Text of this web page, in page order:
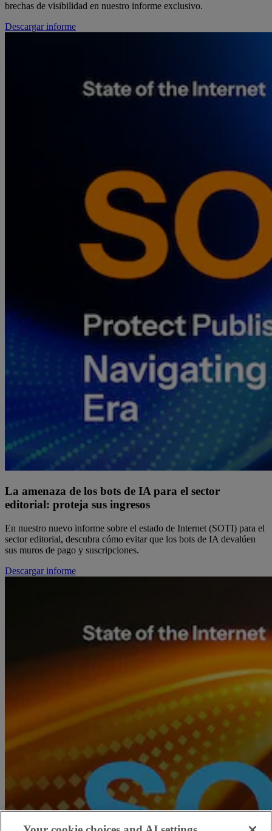
brechas de visibilidad en nuestro informe exclusivo.
Descargar informe
La amenaza de los bots de IA para el sector
editorial: proteja sus ingresos
En nuestro nuevo informe sobre el estado de Internet (SOTI) para el
sector editorial, descubra cómo evitar que los bots de IA devalúen
sus muros de pago y suscripciones.
Descargar informe